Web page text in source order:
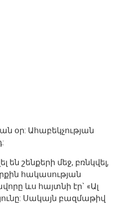
օր: Ահաբեկչության
շենքերի մեջ, բռնկվել,
հակասության
ևս հայտնի էր` «Ալ
Սակայն բազմաթիվ